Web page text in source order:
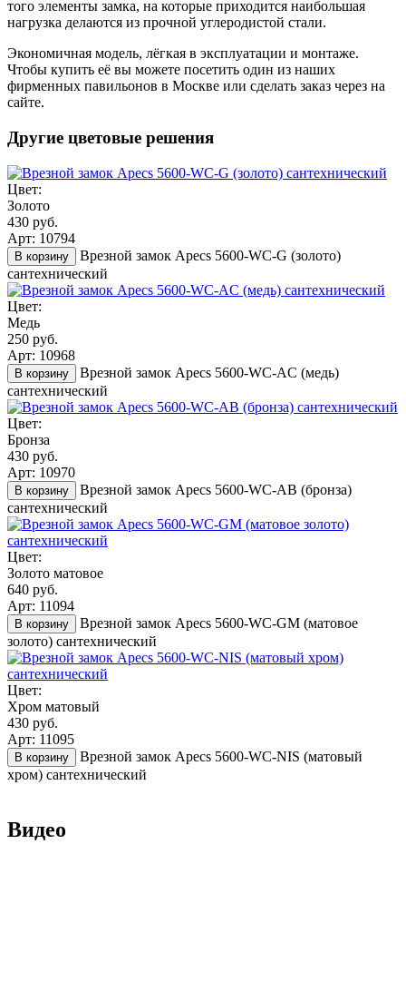
того элементы замка, на которые приходится наибольшая
нагрузка делаются из прочной углеродистой стали.
Экономичная модель, лёгкая в эксплуатации и монтаже.
Чтобы купить её вы можете посетить один из наших
фирменных павильонов в Москве или сделать заказ через на
сайте.
Другие цветовые решения
Цвет:
Золото
430 руб.
Арт: 10794
В корзину
Врезной замок Apecs 5600-WC-G (золото)
сантехнический
Цвет:
Медь
250 руб.
Арт: 10968
В корзину
Врезной замок Apecs 5600-WC-AC (медь)
сантехнический
Цвет:
Бронза
430 руб.
Арт: 10970
В корзину
Врезной замок Apecs 5600-WC-AB (бронза)
сантехнический
Цвет:
Золото матовое
640 руб.
Арт: 11094
В корзину
Врезной замок Apecs 5600-WC-GM (матовое
золото) сантехнический
Цвет:
Хром матовый
430 руб.
Арт: 11095
В корзину
Врезной замок Apecs 5600-WC-NIS (матовый
хром) сантехнический
Видео